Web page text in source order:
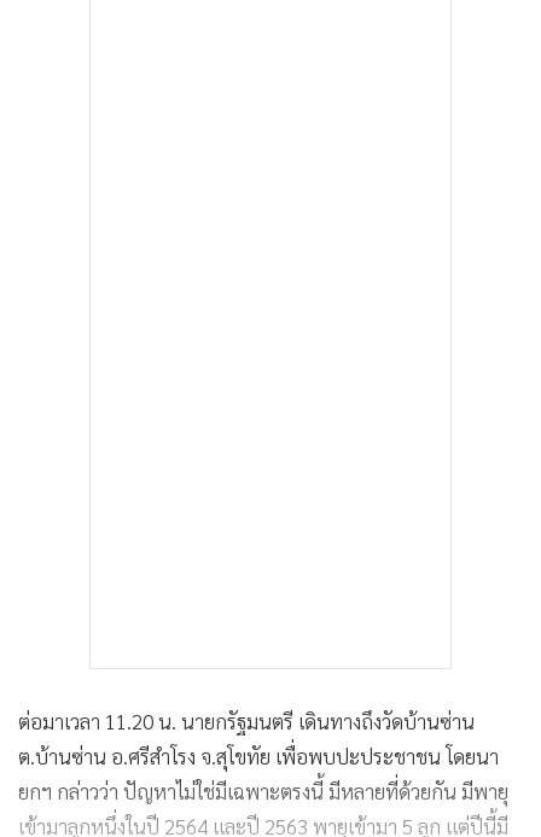
ต่อมาเวลา 11.20 น. นายกรัฐมนตรี เดินทางถึงวัดบ้านซ่าน
ต.บ้านซ่าน อ.ศรีสำโรง จ.สุโขทัย เพื่อพบปะประชาชน โดยนา
ยกฯ กล่าวว่า ปัญหาไม่ใช่มีเฉพาะตรงนี้ มีหลายที่ด้วยกัน มีพายุ
เข้ามาลูกหนึ่งในปี 2564 และปี 2563 พายุเข้ามา 5 ลูก แต่ปีนี้มี